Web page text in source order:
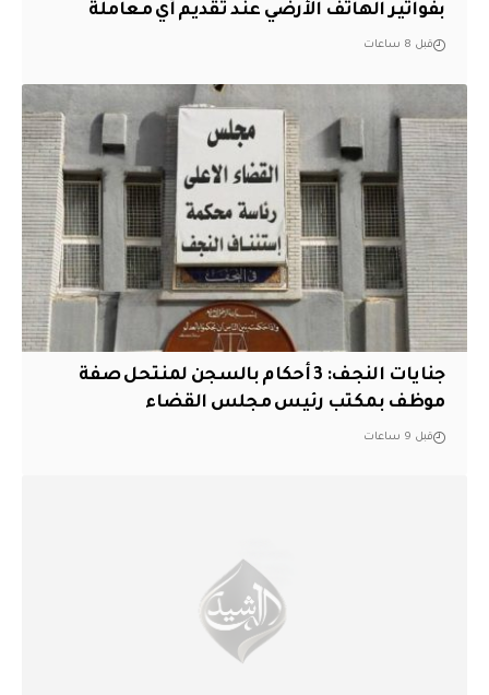
بفواتير الهاتف الأرضي عند تقديم أي معاملة
قبل 8 ساعات
جنايات النجف: 3 أحكام بالسجن لمنتحل صفة
موظف بمكتب رئيس مجلس القضاء
قبل 9 ساعات